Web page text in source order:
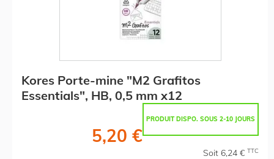
Kores Porte-mine "M2 Grafitos
Essentials", HB, 0,5 mm x12
PRODUIT DISPO. SOUS 2-10 JOURS
5,20 €
Soit 6,24 € TTC